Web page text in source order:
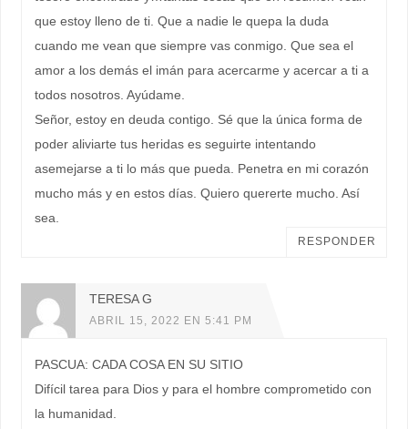
que estoy lleno de ti. Que a nadie le quepa la duda
cuando me vean que siempre vas conmigo. Que sea el
amor a los demás el imán para acercarme y acercar a ti a
todos nosotros. Ayúdame.
Señor, estoy en deuda contigo. Sé que la única forma de
poder aliviarte tus heridas es seguirte intentando
asemejarse a ti lo más que pueda. Penetra en mi corazón
mucho más y en estos días. Quiero quererte mucho. Así
sea.
RESPONDER
TERESA G
ABRIL 15, 2022 EN 5:41 PM
PASCUA: CADA COSA EN SU SITIO
Difícil tarea para Dios y para el hombre comprometido con
la humanidad.